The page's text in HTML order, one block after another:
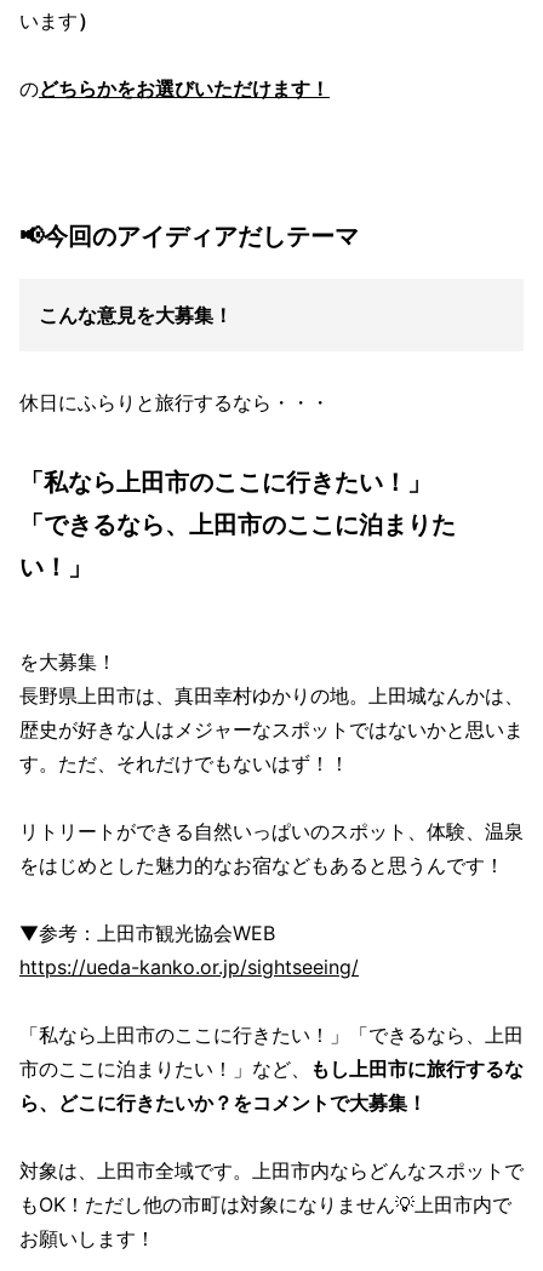
います）
のどちらかをお選びいただけます！
📢今回のアイディアだしテーマ
こんな意見を大募集！
休日にふらりと旅行するなら・・・
「私なら上田市のここに行きたい！」
「できるなら、上田市のここに泊まりた
い！」
を大募集！
長野県上田市は、真田幸村ゆかりの地。上田城なんかは、
歴史が好きな人はメジャーなスポットではないかと思いま
す。ただ、それだけでもないはず！！
リトリートができる自然いっぱいのスポット、体験、温泉
をはじめとした魅力的なお宿などもあると思うんです！
▼参考：上田市観光協会WEB
https://ueda-kanko.or.jp/sightseeing/
「私なら上田市のここに行きたい！」「できるなら、上田
市のここに泊まりたい！」など、
もし上田市に旅行するな
ら、どこに行きたいか？をコメントで大募集！
対象は、上田市全域です。上田市内ならどんなスポットで
もOK！ただし他の市町は対象になりません💡上田市内で
お願いします！